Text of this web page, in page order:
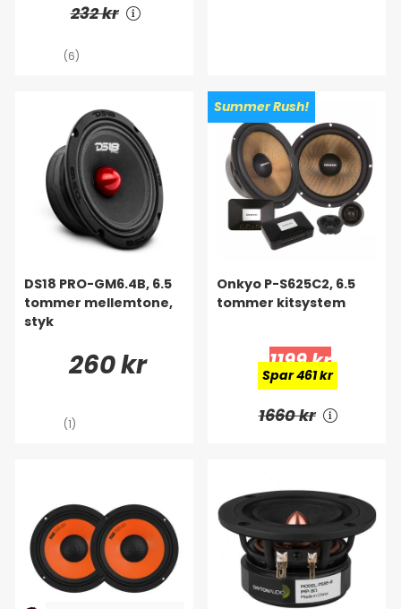
232 kr
(6)
DS18 PRO-GM6.4B, 6.5
tommer mellemtone,
styk
260 kr
(1)
Summer Rush!
Onkyo P-S625C2, 6.5
tommer kitsystem
1199 kr
Spar 461 kr
1660 kr